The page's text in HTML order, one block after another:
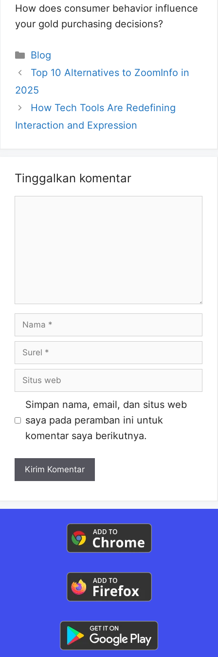
How does consumer behavior influence
your gold purchasing decisions?
Kategori
Blog
Top 10 Alternatives to ZoomInfo in
2025
How Tech Tools Are Redefining
Interaction and Expression
Tinggalkan komentar
Nama
Surel
Situs
web
Simpan nama, email, dan situs web
saya pada peramban ini untuk
komentar saya berikutnya.